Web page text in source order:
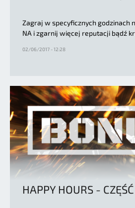
Zagraj w specyficznych godzinach
NA i zgarnij więcej reputacji bądź
02/06/2017 - 12:28
HAPPY HOURS -